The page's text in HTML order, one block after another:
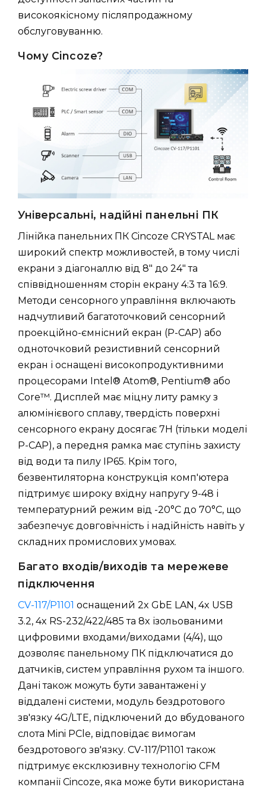
високоякісному післяпродажному
обслуговуванню.
Чому Cincoze?
Універсальні, надійні панельні ПК
Лінійка панельних ПК Cincoze CRYSTAL має
широкий спектр можливостей, в тому числі
екрани з діагоналлю від 8" до 24" та
співвідношенням сторін екрану 4:3 та 16:9.
Методи сенсорного управління включають
надчутливий багатоточковий сенсорний
проекційно-ємнісний екран (P-CAP) або
одноточковий резистивний сенсорний
екран і оснащені високопродуктивними
процесорами Intel® Atom®, Pentium® або
Core™. Дисплей має міцну литу рамку з
алюмінієвого сплаву, твердість поверхні
сенсорного екрану досягає 7H (тільки моделі
P-CAP), а передня рамка має ступінь захисту
від води та пилу IP65. Крім того,
безвентиляторна конструкція комп'ютера
підтримує широку вхідну напругу 9-48 і
температурний режим від -20°C до 70°C, що
забезпечує довговічність і надійність навіть у
складних промислових умовах.
Багато входів/виходів та мережеве
підключення
CV-117/P1101 оснащений 2x GbE LAN, 4x USB
3.2, 4x RS-232/422/485 та 8x ізольованими
цифровими входами/виходами (4/4), що
дозволяє панельному ПК підключатися до
датчиків, систем управління рухом та іншого.
Дані також можуть бути завантажені у
віддалені системи, модуль бездротового
зв'язку 4G/LTE, підключений до вбудованого
слота Mini PCle, відповідає вимогам
бездротового зв'язку. CV-117/P1101 також
підтримує ексклюзивну технологію CFM
компанії Cincoze, яка може бути використана